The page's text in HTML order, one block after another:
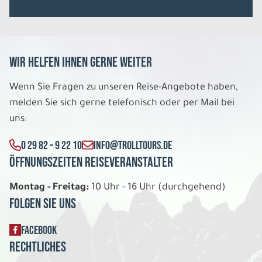
9 Tage
Cornwall entspannt entdecken
Hotels der 3 Sterne Kategorie Einzelzimmer
Belegung: 1
P.P. AB1.388 €
REISE VERBINDLICH ANFRAGEN
Wir helfen Ihnen gerne weiter
Wenn Sie Fragen zu unseren Reise-Angebote haben,
melden Sie sich gerne telefonisch oder per Mail bei
uns:
0 29 82 – 9 22 10 INFO@TROLLTOURS.DE
Öffnungszeiten Reiseveranstalter
Montag - Freitag: 10 Uhr - 16 Uhr (durchgehend)
Folgen Sie uns
FACEBOOK
Rechtliches